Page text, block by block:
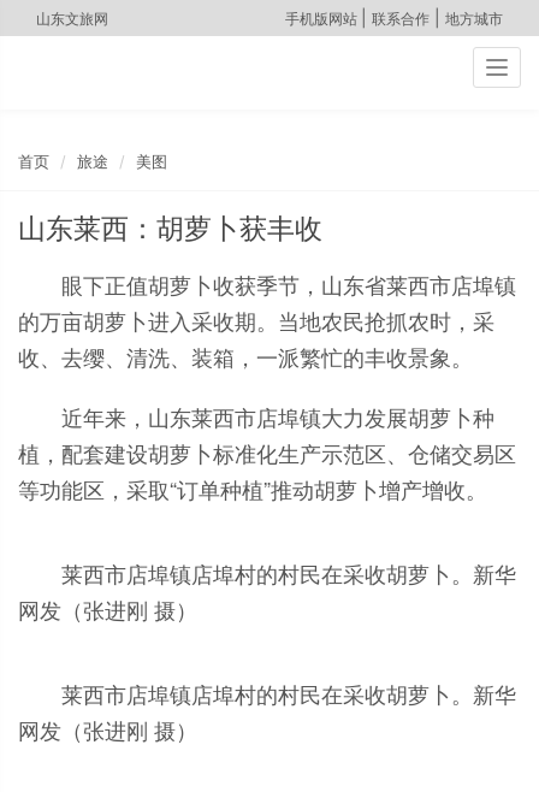
山东文旅网 手机版网站 联系合作 地方城市
首页 旅途 美图
山东莱西：胡萝卜获丰收
眼下正值胡萝卜收获季节，山东省莱西市店埠镇
的万亩胡萝卜进入采收期。当地农民抢抓农时，采
收、去缨、清洗、装箱，一派繁忙的丰收景象。
近年来，山东莱西市店埠镇大力发展胡萝卜种
植，配套建设胡萝卜标准化生产示范区、仓储交易区
等功能区，采取“订单种植”推动胡萝卜增产增收。
莱西市店埠镇店埠村的村民在采收胡萝卜。新华
网发（张进刚 摄）
莱西市店埠镇店埠村的村民在采收胡萝卜。新华
网发（张进刚 摄）